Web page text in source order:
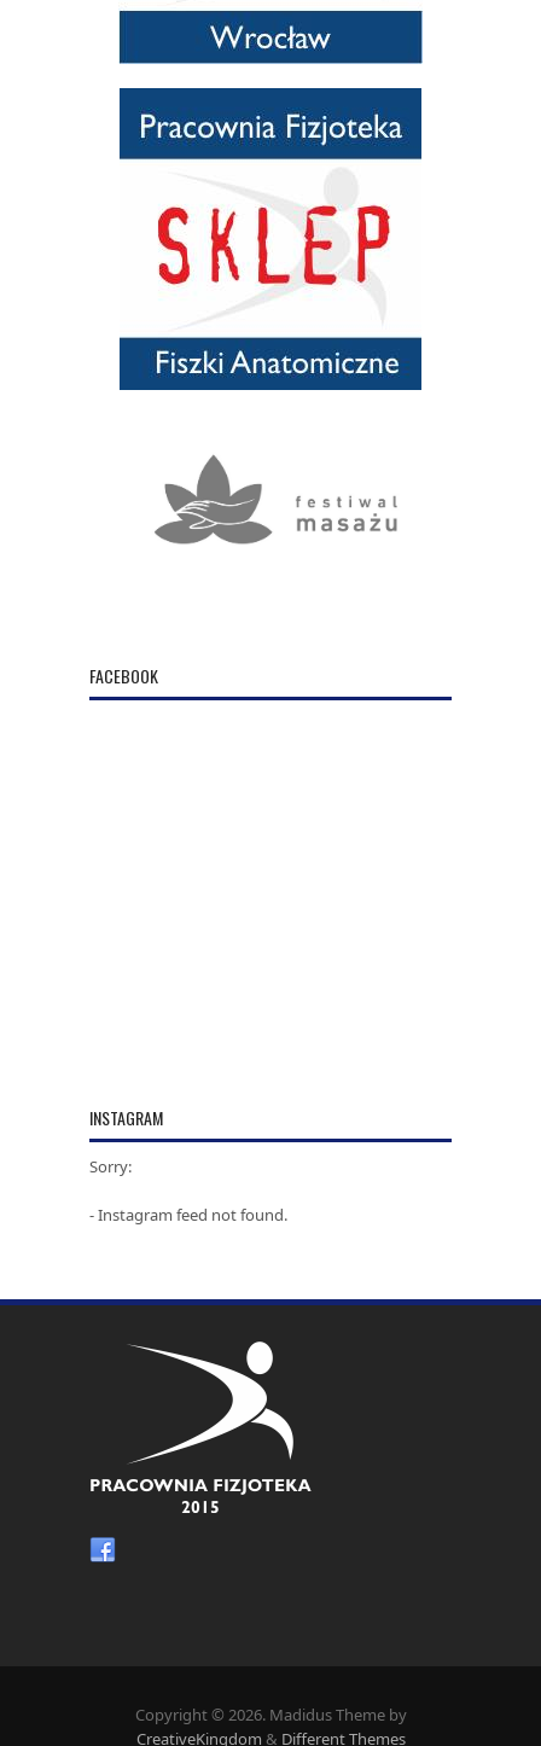
FACEBOOK
INSTAGRAM
Sorry:
- Instagram feed not found.
Copyright © 2026. Madidus Theme by
CreativeKingdom & Different Themes